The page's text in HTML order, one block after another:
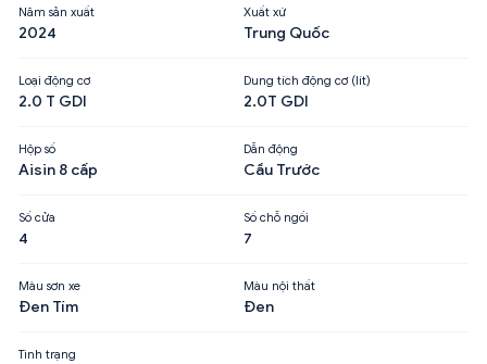
Năm sản xuất
2024
Xuất xứ
Trung Quốc
Loại động cơ
2.0 T GDI
Dung tích động cơ (lít)
2.0T GDI
Hộp số
Aisin 8 cấp
Dẫn động
Cầu Trước
Số cửa
4
Số chỗ ngồi
7
Màu sơn xe
Đen Tím
Màu nội thất
Đen
Tình trạng